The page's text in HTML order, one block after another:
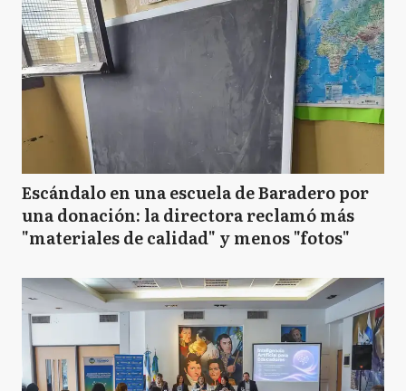
Escándalo en una escuela de Baradero por
una donación: la directora reclamó más
"materiales de calidad" y menos "fotos"